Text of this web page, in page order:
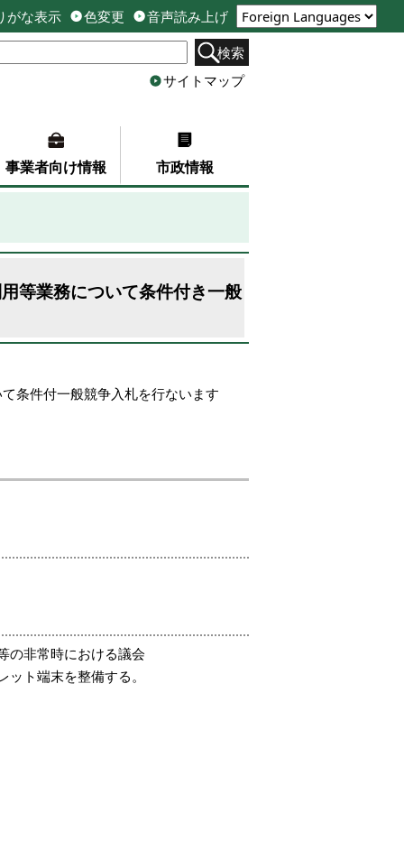
がな表示 色変更
音声読み上げ
検索
サイトマップ
事業者向け情報 市政情報
等業務について条件付き一般
条件付一般競争入札を行ないます
の非常時における議会
ト端末を整備する。